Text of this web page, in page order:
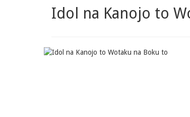
Idol na Kanojo to